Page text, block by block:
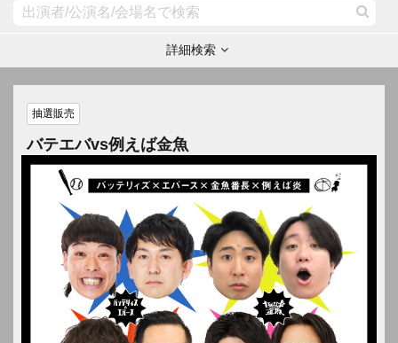
詳細検索
抽選販売
バテエバvs例えば金魚